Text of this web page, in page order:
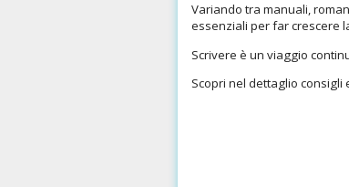
Variando tra manuali,
essenziali per far crescere
Scrivere è un viaggio
Scopri nel dettaglio consigli